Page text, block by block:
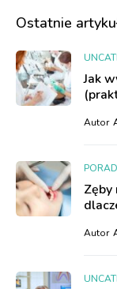
Ostatnie
Jak
Autor
Zęby
Autor